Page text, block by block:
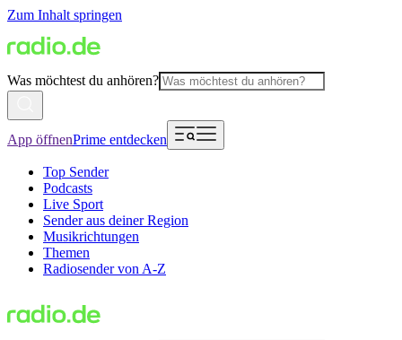
Zum Inhalt springen
Was möchtest du anhören?
App öffnenPrime entdecken
Top Sender
Podcasts
Live Sport
Sender aus deiner Region
Musikrichtungen
Themen
Radiosender von A-Z